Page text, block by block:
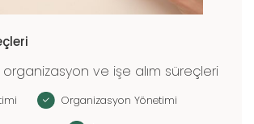
organizasyon ve işe alım süreçleri
Organizasyon Yönetimi